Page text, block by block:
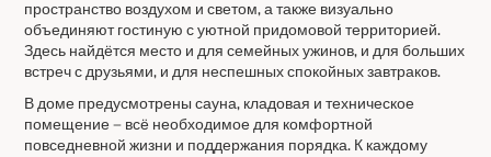
пространство воздухом и светом, а также визуально
объединяют гостиную с уютной придомовой территорией.
Здесь найдётся место и для семейных ужинов, и для больших
встреч с друзьями, и для неспешных спокойных завтраков.
В доме предусмотрены сауна, кладовая и техническое
помещение — всё необходимое для комфортной
повседневной жизни и поддержания порядка. К каждому